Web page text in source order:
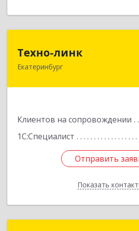
Техно-линк
Екатеринбург
Клиентов на сопровождении
1С:Специалист
Отправить
Показать
620000, Свердловская
Отправить
Назад